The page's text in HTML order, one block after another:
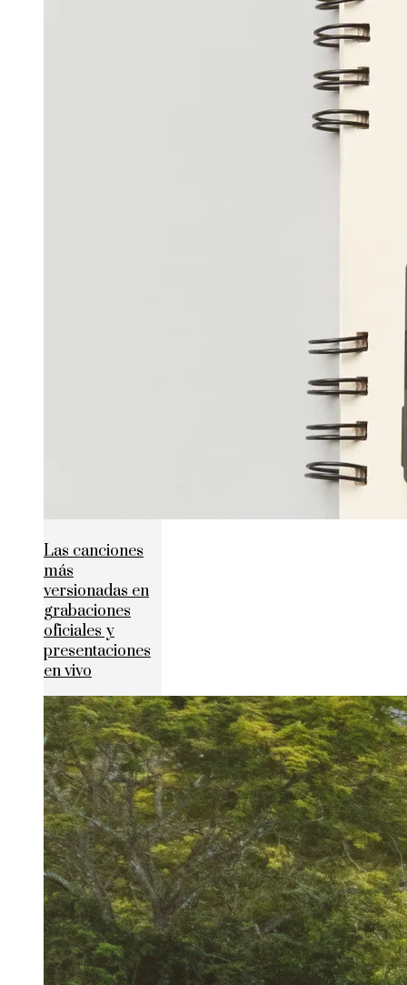
Las canciones
más
versionadas en
grabaciones
oficiales y
presentaciones
en vivo